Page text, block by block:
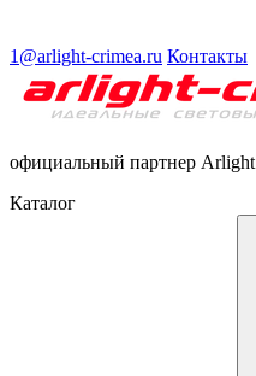
1@arlight-crimea.ru Контакты
официальный партнер Arlight
Каталог